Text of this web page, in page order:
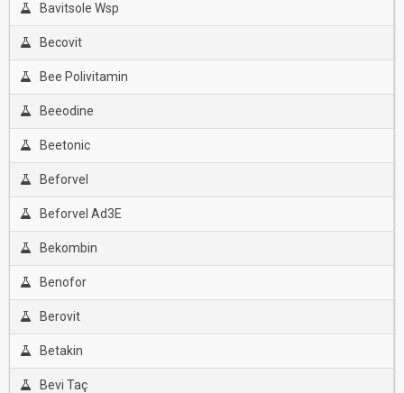
Bavitsole Wsp
Becovit
Bee Polivitamin
Beeodine
Beetonic
Beforvel
Beforvel Ad3E
Bekombin
Benofor
Berovit
Betakin
Bevi Taç